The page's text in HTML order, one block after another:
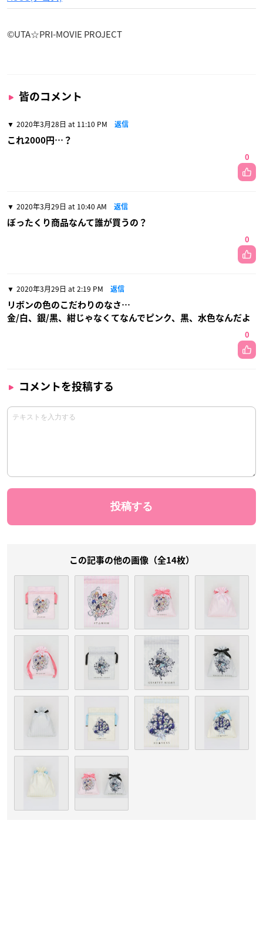
©UTA☆PRI-MOVIE PROJECT
皆のコメント
2020年3月28日 at 11:10 PM 返信
これ2000円…？
0
2020年3月29日 at 10:40 AM 返信
ぼったくり商品なんて誰が買うの？
0
2020年3月29日 at 2:19 PM 返信
リボンの色のこだわりのなさ…
金/白、銀/黒、紺じゃなくてなんでピンク、黒、水色なんだよ
0
コメントを投稿する
この記事の他の画像（全14枚）